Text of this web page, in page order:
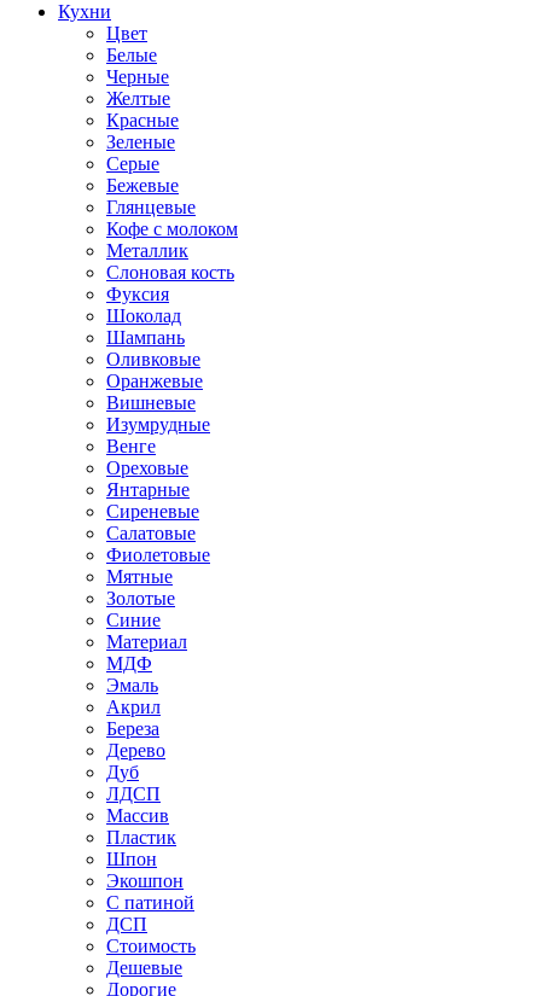
Кухни
Цвет
Белые
Черные
Желтые
Красные
Зеленые
Серые
Бежевые
Глянцевые
Кофе с молоком
Металлик
Слоновая кость
Фуксия
Шоколад
Шампань
Оливковые
Оранжевые
Вишневые
Изумрудные
Венге
Ореховые
Янтарные
Сиреневые
Салатовые
Фиолетовые
Мятные
Золотые
Синие
Материал
МДФ
Эмаль
Акрил
Береза
Дерево
Дуб
ЛДСП
Массив
Пластик
Шпон
Экошпон
С патиной
ДСП
Стоимость
Дешевые
Дорогие